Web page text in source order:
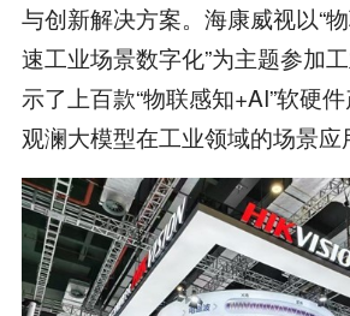
与创新解决方案。海康威视以“
速工业场景数字化”为主题参加
示了上百款“物联感知+AI”软硬
观澜大模型在工业领域的场景应